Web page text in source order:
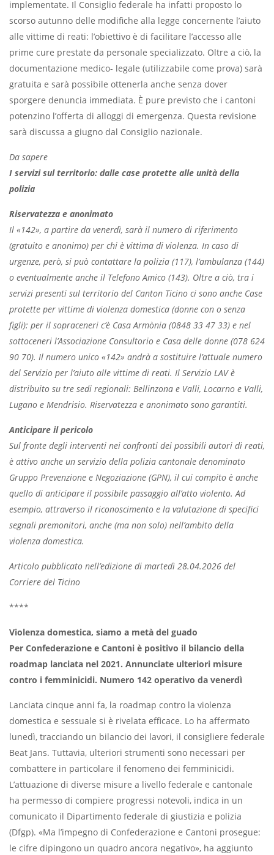
implementate. Il Consiglio federale ha infatti proposto lo
scorso autunno delle modifiche alla legge concernente l’aiuto
alle vittime di reati: l’obiettivo è di facilitare l’accesso alle
prime cure prestate da personale specializzato. Oltre a ciò, la
documentazione medico- legale (utilizzabile come prova) sarà
gratuita e sarà possibile ottenerla anche senza dover
sporgere denuncia immediata. È pure previsto che i cantoni
potenzino l’offerta di alloggi di emergenza. Questa revisione
sarà discussa a giugno dal Consiglio nazionale.
Da sapere
I servizi sul territorio: dalle case protette alle unità della
polizia
Riservatezza e anonimato
Il «142», a partire da venerdì, sarà il numero di riferimento
(gratuito e anonimo) per chi è vittima di violenza. In caso di
urgenze, però, si può contattare la polizia (117), l’ambulanza (144)
o eventualmente anche il Telefono Amico (143). Oltre a ciò, tra i
servizi presenti sul territorio del Canton Ticino ci sono anche Case
protette per vittime di violenza domestica (donne con o senza
figli): per il sopraceneri c’è Casa Armònia (0848 33 47 33) e nel
sottoceneri l’Associazione Consultorio e Casa delle donne (078 624
90 70). Il numero unico «142» andrà a sostituire l’attuale numero
del Servizio per l’aiuto alle vittime di reati. Il Servizio LAV è
distribuito su tre sedi regionali: Bellinzona e Valli, Locarno e Valli,
Lugano e Mendrisio. Riservatezza e anonimato sono garantiti.
Anticipare il pericolo
Sul fronte degli interventi nei confronti dei possibili autori di reati,
è attivo anche un servizio della polizia cantonale denominato
Gruppo Prevenzione e Negoziazione (GPN), il cui compito è anche
quello di anticipare il possibile passaggio all’atto violento. Ad
esempio, attraverso il riconoscimento e la valutazione di specifici
segnali premonitori, anche (ma non solo) nell’ambito della
violenza domestica.
Articolo pubblicato nell’edizione di martedì 28.04.2026 del
Corriere del Ticino
****
Violenza domestica, siamo a metà del guado
Per Confederazione e Cantoni è positivo il bilancio della
roadmap lanciata nel 2021. Annunciate ulteriori misure
contro i femminicidi. Numero 142 operativo da venerdì
Lanciata cinque anni fa, la roadmap contro la violenza
domestica e sessuale si è rivelata efficace. Lo ha affermato
lunedì, tracciando un bilancio dei lavori, il consigliere federale
Beat Jans. Tuttavia, ulteriori strumenti sono necessari per
combattere in particolare il fenomeno dei femminicidi.
L’attuazione di diverse misure a livello federale e cantonale
ha permesso di compiere progressi notevoli, indica in un
comunicato il Dipartimento federale di giustizia e polizia
(Dfgp). «Ma l’impegno di Confederazione e Cantoni prosegue:
le cifre dipingono un quadro ancora negativo», ha aggiunto